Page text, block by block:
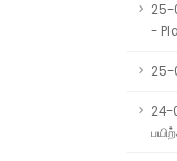
25-
-
25-
24-